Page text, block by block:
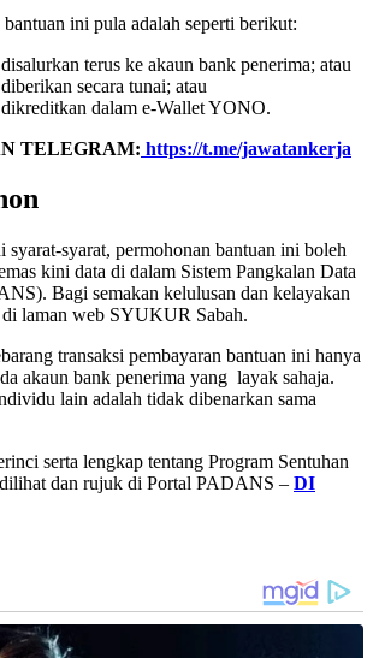
ini pula adalah seperti berikut:
terus ke akaun bank penerima; atau
secara tunai; atau
dalam e-Wallet YONO.
TELEGRAM: https://t.me/jawatankerja
syarat-syarat, permohonan bantuan ini boleh
kini data di dalam Sistem Pangkalan Data
Bagi semakan kelulusan dan kelayakan
laman web SYUKUR Sabah.
transaksi pembayaran bantuan ini hanya
akaun bank penerima yang layak sahaja.
lain adalah tidak dibenarkan sama
serta lengkap tentang Program Sentuhan
dan rujuk di Portal PADANS – DI